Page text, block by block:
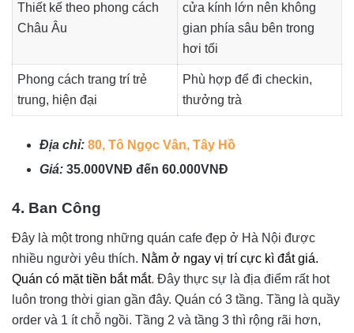
Thiết kế theo phong cách
Châu Âu
cửa kính lớn nên không
gian phía sâu bên trong
hơi tối
Phong cách trang trí trẻ
trung, hiện đại
Phù hợp để đi checkin,
thưởng trà
Địa chỉ: 80, Tô Ngọc Vân, Tây Hồ
Giá: 35.000VNĐ đến 60.000VNĐ
4. Ban Công
Đây là một trong những quán cafe đẹp ở Hà Nội được
nhiều người yêu thích. Nằm ở ngay vị trí cực kì đắt giá.
Quán có mặt tiền bắt mắt. Đây thực sự là địa điểm rất hot
luôn trong thời gian gần đây. Quán có 3 tầng. Tầng là quầy
order và 1 ít chỗ ngồi. Tầng 2 và tầng 3 thì rộng rãi hơn,